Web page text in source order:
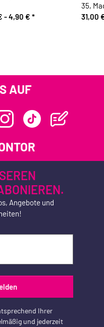
-4,90 € *
35,
31,00
AUF
Angebote und
Ihrer
und jederzeit